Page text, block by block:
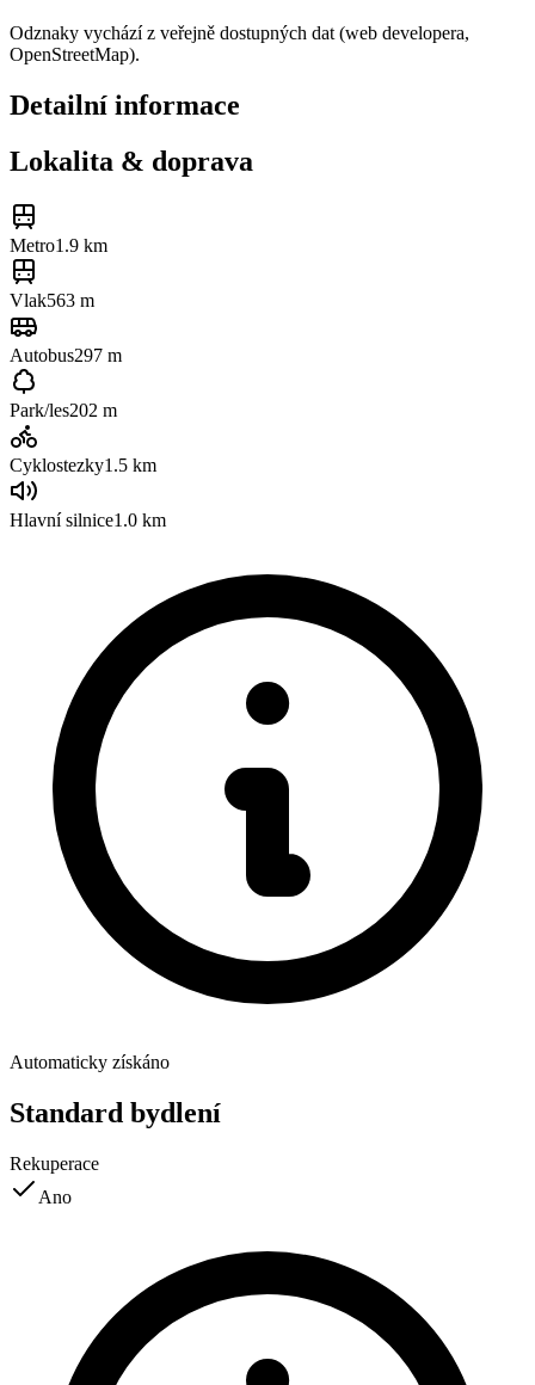
Odznaky vychází z veřejně dostupných dat (web developera,
OpenStreetMap).
Detailní informace
Lokalita & doprava
Metro1.9 km
Vlak563 m
Autobus297 m
Park/les202 m
Cyklostezky1.5 km
Hlavní silnice1.0 km
Automaticky získáno
Standard bydlení
Rekuperace
Ano